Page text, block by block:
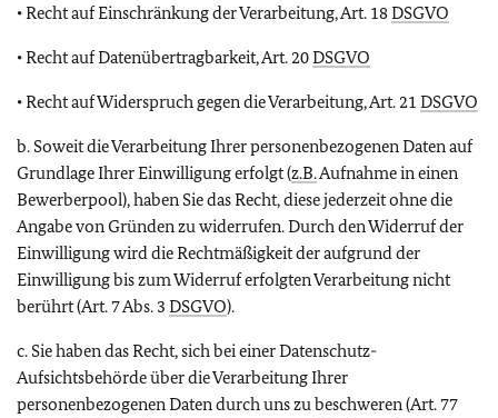
• Recht auf Einschränkung der Verarbeitung, Art. 18DSGVO
• Recht auf Datenübertragbarkeit, Art. 20DSGVO
• Recht auf Widerspruch gegen die Verarbeitung, Art. 21 DSGVO
b. Soweit die Verarbeitung Ihrer personenbezogenen Daten auf
Grundlage Ihrer Einwilligung erfolgt (z.B.Aufnahme in einen
Bewerberpool), haben Sie das Recht, diese jederzeit ohne die
Angabe von Gründen zu widerrufen. Durch den Widerruf der
Einwilligung wird die Rechtmäßigkeit der aufgrund der
Einwilligung bis zum Widerruf erfolgten Verarbeitung nicht
berührt (Art. 7 Abs. 3 DSGVO).
c. Sie haben das Recht, sich bei einer Datenschutz-
Aufsichtsbehörde über die Verarbeitung Ihrer
personenbezogenen Daten durch uns zu beschweren (Art. 77